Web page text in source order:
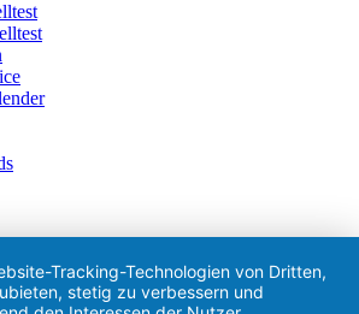
Tracking-Technologien von Dritten,
stetig zu verbessern und